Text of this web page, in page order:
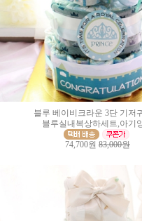
블루 베이비크라운 3단 기저
블루실내복상하세트,아기
74,700원 83,000원